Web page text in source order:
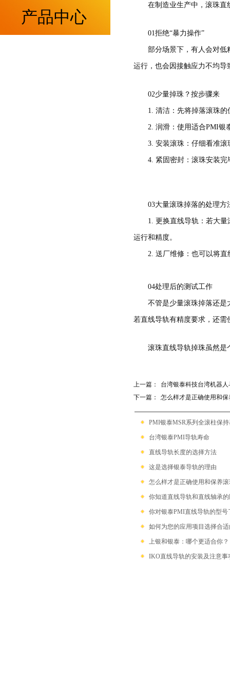
在制造业生产中，滚珠直
01拒绝“暴力操作”
部分场景下，有人会对低
运行，也会因接触应力不均
02少量掉珠？按步骤来
1. 清洁：先将掉落滚珠
2. 润滑：使用适合PMI银
3. 安装滚珠：仔细看准
4. 紧固密封：
03大量滚珠掉落的处理方
1. 更换直线导轨：若大
运行和精度。
2. 送厂维修：也可以将
04处理后的测试工作
不管是少量滚珠掉落还是
若直线导轨有精度要求，还
滚珠直线导轨掉珠虽然是
上一篇：
台湾银泰科技台湾机器
下一篇：
怎么样才是正确使用和
产品中心
PMI银泰MSR系列全滚柱保
台湾银泰PMI导轨寿命
直线导轨长度的选择方法
这是选择银泰导轨的理由
怎么样才是正确使用和保养
你知道直线导轨和直线轴承
你对银泰PMI直线导轨的型号
如何为您的应用项目选择合
上银和银泰：哪个更适合你？
IKO直线导轨的安装及注意事